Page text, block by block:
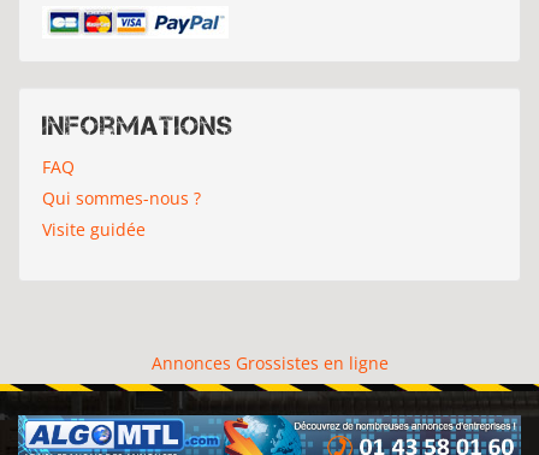
Informations
FAQ
Qui sommes-nous ?
Visite guidée
Annonces Grossistes en ligne